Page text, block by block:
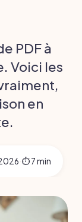
PDF à
Voici les
en
·⏱ 7 min